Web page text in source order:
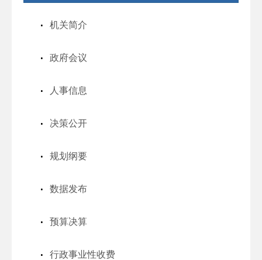
机关简介
政府会议
人事信息
决策公开
规划纲要
数据发布
预算决算
行政事业性收费